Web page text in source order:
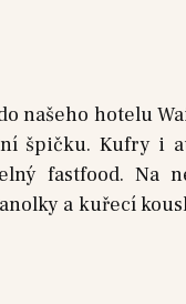
našeho hotelu
špičku. Kufry i
fastfood. Na
a kuřecí